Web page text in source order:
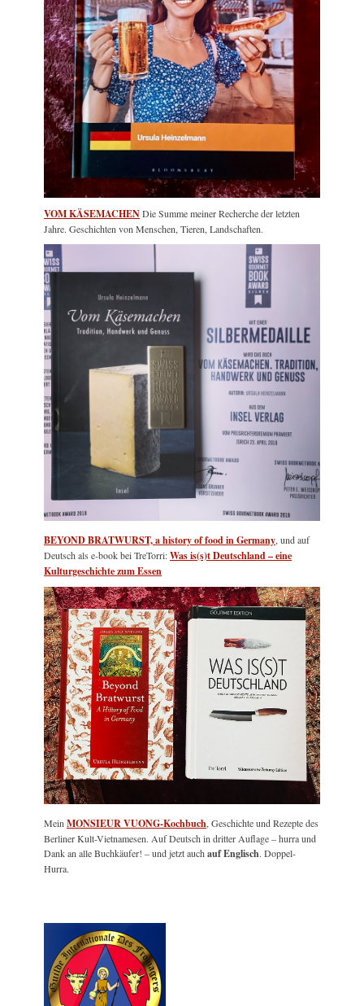
VOM KÄSEMACHENDie Summe meiner Recherche der letzten
Jahre. Geschichten von Menschen, Tieren, Landschaften.
BEYOND BRATWURST, a history of food in Germany, und auf
Deutsch als e-book bei TreTorri:Was is(s)t Deutschland – eine
Kulturgeschichte zum Essen
MeinMONSIEUR VUONG-Kochbuch, Geschichte und Rezepte des
Berliner Kult-Vietnamesen. Auf Deutsch in dritter Auflage – hurra und
Dank an alle Buchkäufer! – und jetzt auchauf Englisch. Doppel-
Hurra.